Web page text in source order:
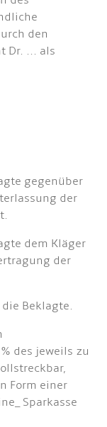
den
Dr. ... als
gegenüber
der
dem Kläger
der
Beklagte.
des jeweils zu
Form einer
Sparkasse